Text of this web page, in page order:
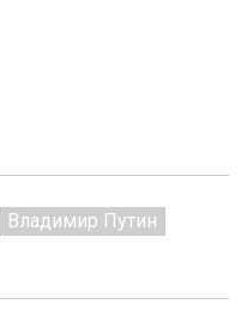
Владимир Путин